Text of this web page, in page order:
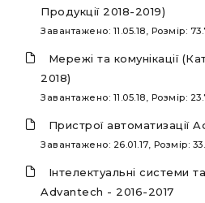
Продукції 2018-2019)
Завантажено: 11.05.18, Розмір:
Мережі та комунікації
2018)
Завантажено: 11.05.18, Розмір:
Пристрої автоматизації
Завантажено: 26.01.17, Розмір:
Інтелектуальні системи
Advantech - 2016-2017